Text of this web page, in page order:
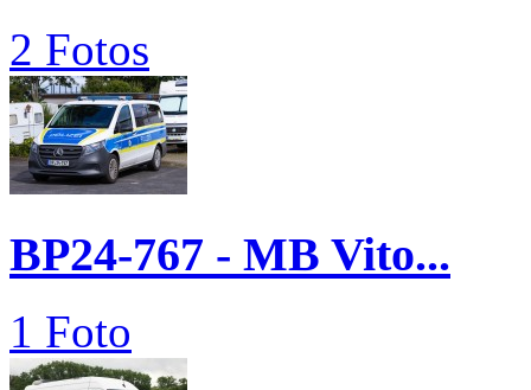
2 Fotos
BP24-767 - MB Vito...
1 Foto